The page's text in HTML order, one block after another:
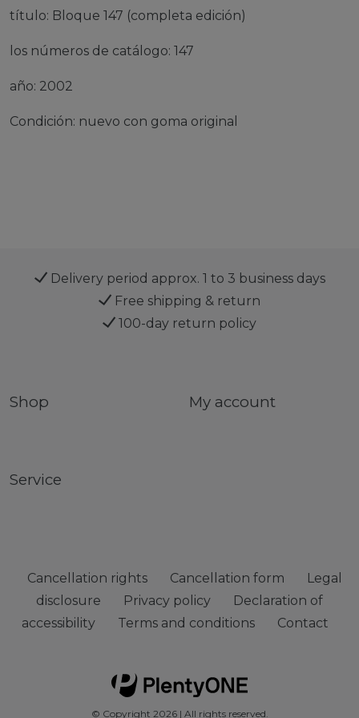
título: Bloque 147 (completa edición)
los números de catálogo: 147
año: 2002
Condición: nuevo con goma original
Delivery period approx. 1 to 3 business days
Free shipping & return
100-day return policy
Shop My account
Service
Cancellation rights Cancellation form
Legal
disclosure
Privacy policy
Declaration of
accessibility
Terms and conditions Contact
© Copyright 2026 | All rights reserved.